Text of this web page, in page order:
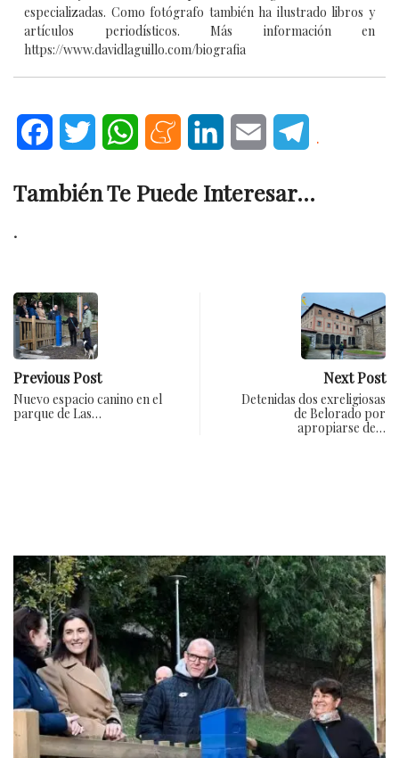
especializadas. Como fotógrafo también ha ilustrado libros y
artículos periodísticos. Más información en
https://www.davidlaguillo.com/biografia
FacebookTwitter WhatsAppMeneameLinkedInEmail .
También Te Puede Interesar...
.
Previous Post
Nuevo espacio canino en el
parque de Las…
Next Post
Detenidas dos exreligiosas
de Belorado por
apropiarse de…